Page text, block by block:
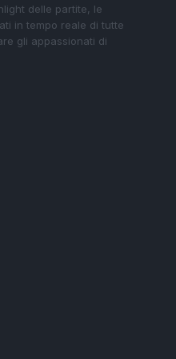
delle partite, le
in tempo reale di tutte
gli appassionati di